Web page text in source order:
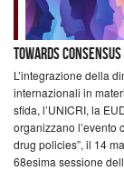
Towards
L’integrazione della
internazionali in
sfida, l’UNICRI, la
organizzano l’evento
drug policies”, il 14
68esima sessione